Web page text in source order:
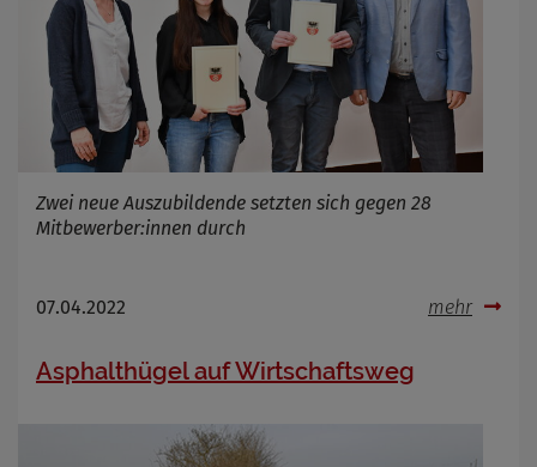
Zwei neue Auszubildende setzten sich gegen 28
Mitbewerber:innen durch
07.04.2022 mehr
Asphalthügel auf Wirtschaftsweg